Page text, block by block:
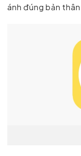
ánh đúng bản